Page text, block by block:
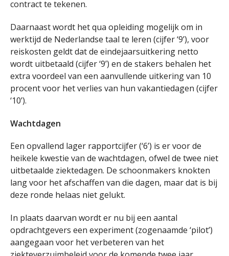
contract te tekenen.
Daarnaast wordt het qua opleiding mogelijk om in
werktijd de Nederlandse taal te leren (cijfer ‘9’), voor
reiskosten geldt dat de eindejaarsuitkering netto
wordt uitbetaald (cijfer ‘9’) en de stakers behalen het
extra voordeel van een aanvullende uitkering van 10
procent voor het verlies van hun vakantiedagen (cijfer
‘10’).
Wachtdagen
Een opvallend lager rapportcijfer (‘6’) is er voor de
heikele kwestie van de wachtdagen, ofwel de twee niet
uitbetaalde ziektedagen. De schoonmakers knokten
lang voor het afschaffen van die dagen, maar dat is bij
deze ronde helaas niet gelukt.
In plaats daarvan wordt er nu bij een aantal
opdrachtgevers een experiment (zogenaamde ‘pilot’)
aangegaan voor het verbeteren van het